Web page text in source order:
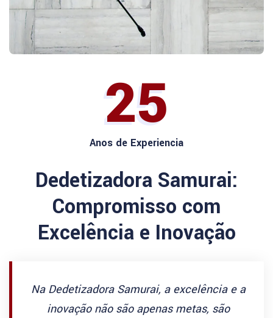
25
Anos de Experiencia
Dedetizadora Samurai:
Compromisso com
Excelência e Inovação
Na Dedetizadora Samurai, a excelência e a
inovação não são apenas metas, são